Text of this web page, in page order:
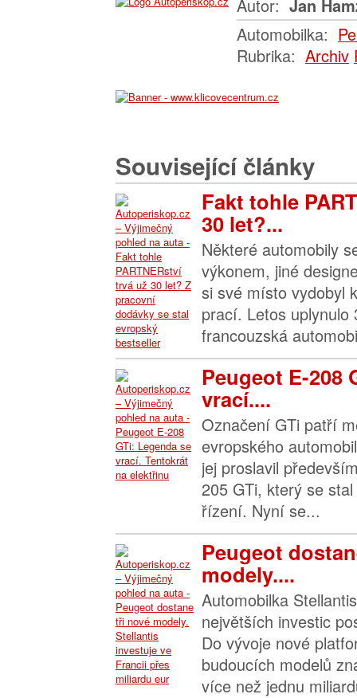
Autor: Jan
Automobilka:
Rubrika: Archiv
Související články
Fakt tohle
30 let?...
Některé automobily
výkonem, jiné
si své místo vydobyl
prací. Letos
francouzská
Peugeot E-208
vrací....
Označení GTi patří
evropského
jej proslavil
205 GTi, který se
řízení. Nyní se...
Peugeot
modely....
Automobilka
největších investic
Do vývoje nové
budoucích modelů
více než jednu